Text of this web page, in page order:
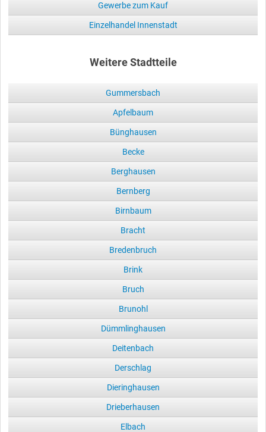
Gewerbe zum Kauf
Einzelhandel Innenstadt
Weitere Stadtteile
Gummersbach
Apfelbaum
Bünghausen
Becke
Berghausen
Bernberg
Birnbaum
Bracht
Bredenbruch
Brink
Bruch
Brunohl
Dümmlinghausen
Deitenbach
Derschlag
Dieringhausen
Drieberhausen
Elbach